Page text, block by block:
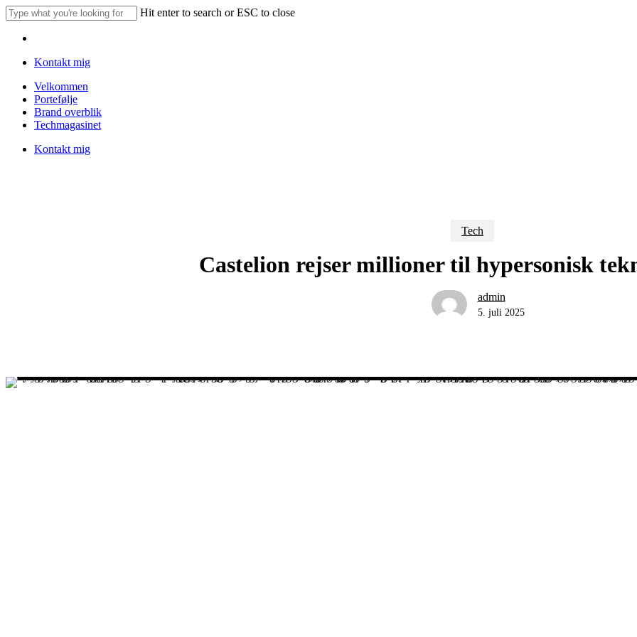
Skip
to
main
Hit enter to search or ESC to close
Search
Kontakt mig
Menu
Velkommen
Portefølje
Brand overblik
Techmagasinet
Kontakt mig
Tech
Castelion rejser millioner til hypersonisk
admin
5. juli 2025